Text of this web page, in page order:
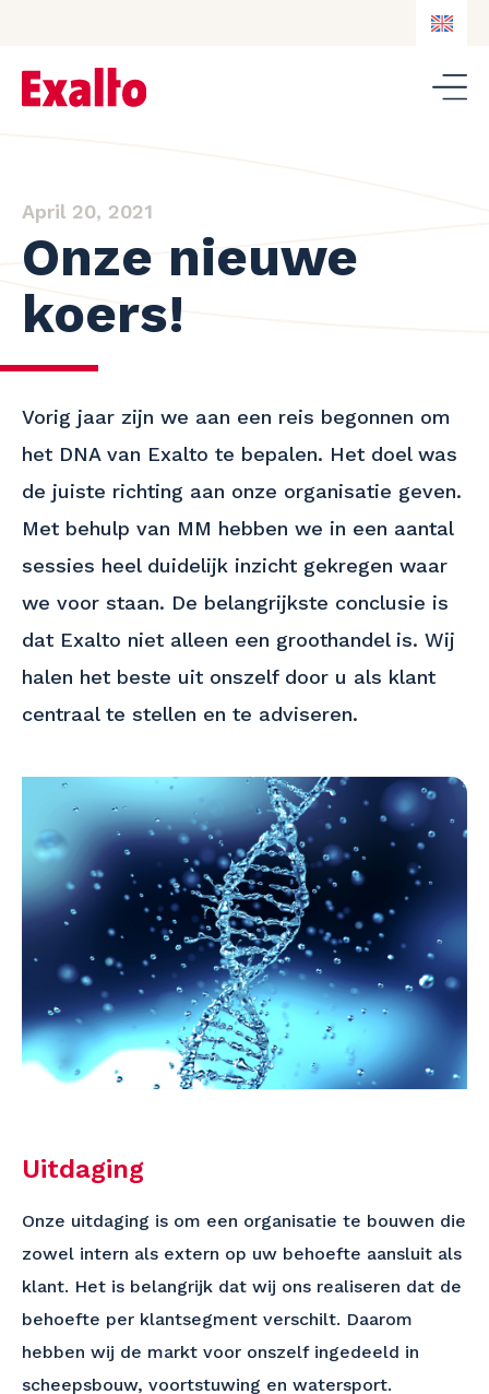
EN
April 20, 2021
Onze nieuwe
koers!
Vorig jaar zijn we aan een reis begonnen om
het DNA van Exalto te bepalen. Het doel was
de juiste richting aan onze organisatie geven.
Met behulp van MM hebben we in een aantal
sessies heel duidelijk inzicht gekregen waar
we voor staan. De belangrijkste conclusie is
dat Exalto niet alleen een groothandel is. Wij
halen het beste uit onszelf door u als klant
centraal te stellen en te adviseren.
Uitdaging
Onze uitdaging is om een organisatie te bouwen die
zowel intern als extern op uw behoefte aansluit als
klant. Het is belangrijk dat wij ons realiseren dat de
behoefte per klantsegment verschilt. Daarom
hebben wij de markt voor onszelf ingedeeld in
scheepsbouw, voortstuwing en watersport.